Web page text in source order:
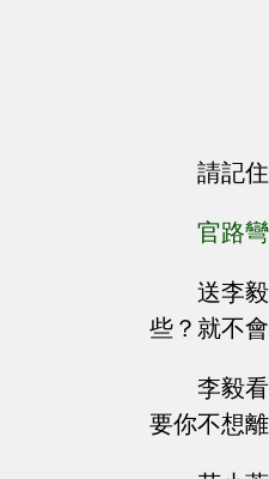
請記
官路
送李
些？就不
李毅
要你不想